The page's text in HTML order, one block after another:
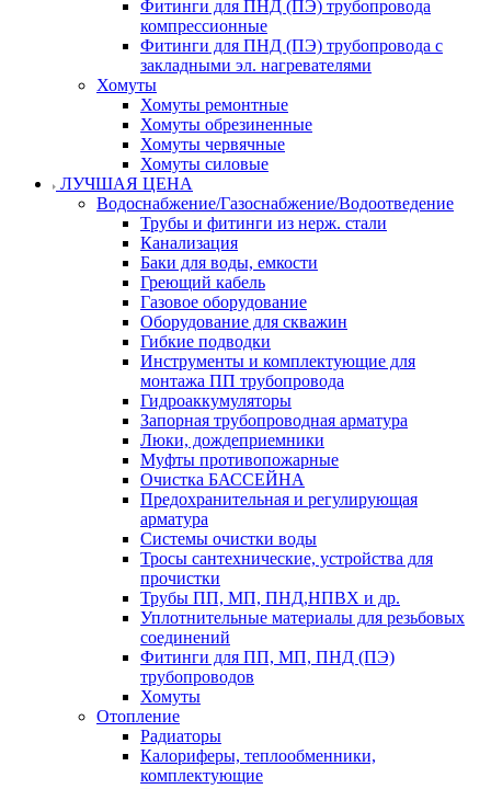
Фитинги для ПНД (ПЭ) трубопровода
компрессионные
Фитинги для ПНД (ПЭ) трубопровода с
закладными эл. нагревателями
Хомуты
Хомуты ремонтные
Хомуты обрезиненные
Хомуты червячные
Хомуты силовые
ЛУЧШАЯ ЦЕНА
Водоснабжение/Газоснабжение/Водоотведение
Трубы и фитинги из нерж. стали
Канализация
Баки для воды, емкости
Греющий кабель
Газовое оборудование
Оборудование для скважин
Гибкие подводки
Инструменты и комплектующие для
монтажа ПП трубопровода
Гидроаккумуляторы
Запорная трубопроводная арматура
Люки, дождеприемники
Муфты противопожарные
Очистка БАССЕЙНА
Предохранительная и регулирующая
арматура
Системы очистки воды
Тросы сантехнические, устройства для
прочистки
Трубы ПП, МП, ПНД,НПВХ и др.
Уплотнительные материалы для резьбовых
соединений
Фитинги для ПП, МП, ПНД (ПЭ)
трубопроводов
Хомуты
Отопление
Радиаторы
Калориферы, теплообменники,
комплектующие